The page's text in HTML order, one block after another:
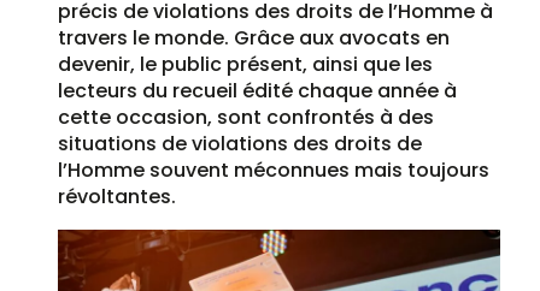
précis de violations des droits de l’Homme à
travers le monde. Grâce aux avocats en
devenir, le public présent, ainsi que les
lecteurs du recueil édité chaque année à
cette occasion, sont confrontés à des
situations de violations des droits de
l’Homme souvent méconnues mais toujours
révoltantes.